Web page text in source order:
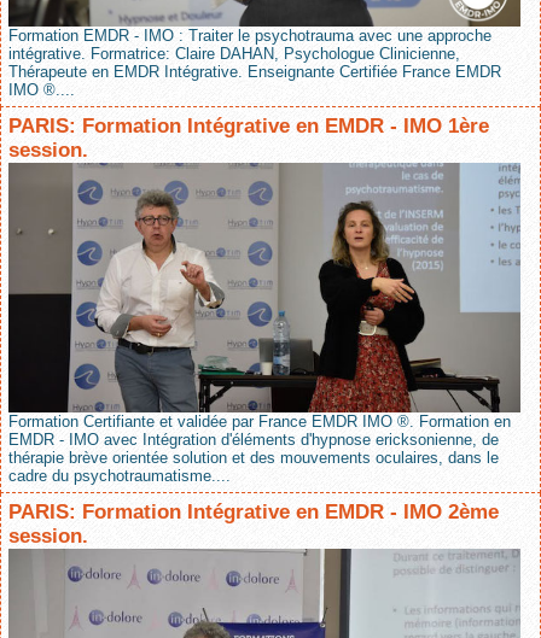
Formation EMDR - IMO : Traiter le psychotrauma avec une approche
intégrative. Formatrice: Claire DAHAN, Psychologue Clinicienne,
Thérapeute en EMDR Intégrative. Enseignante Certifiée France EMDR
IMO ®....
PARIS: Formation Intégrative en EMDR - IMO 1ère
session.
Formation Certifiante et validée par France EMDR IMO ®. Formation en
EMDR - IMO avec Intégration d'éléments d'hypnose ericksonienne, de
thérapie brève orientée solution et des mouvements oculaires, dans le
cadre du psychotraumatisme....
PARIS: Formation Intégrative en EMDR - IMO 2ème
session.